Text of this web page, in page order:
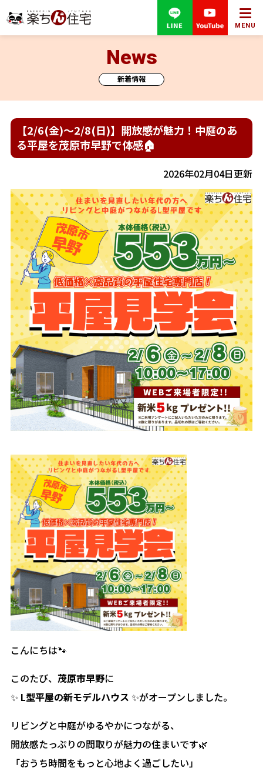
MENU
新着情報
News
【2/6(金)～2/8(日)】開放感が魅力！中庭のあ
る平屋を茂原市早野で体感🏠
2026年02月04日更新
こんにちは🐾
このたび、 茂原市早野に
✨ L型平屋の新モデルハウス ✨がオープンしました。
リビングと中庭がゆるやかにつながる、
開放感たっぷりの間取りが魅力の住まいです🌿
「おうち時間をもっと心地よく過ごしたい」